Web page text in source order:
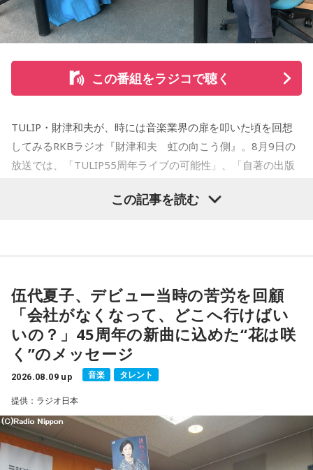
をした『ジジジイ』で第14回MANGA OPEN審査委員賞（わ
たせせいぞう賞）受賞。『劇団JET’S』で第15回MANGA
OPEN大賞受賞。2006年『ハルジャン』『ジジジイ-GGG-』
を連載。
2007年12月、初の週刊連載作品『宇宙兄弟』連載開始。同作
で2010年 第56回小学館漫画賞一般向け部門、2011年 第35回
講談社漫画賞一般部門、2014年 手塚治虫文化賞読者賞を受
賞。TVアニメ、実写映画等、多くのメディアミックスを果た
■放送日時：2026年8月16日（日） 19時～20時
■パーソナリティ：吉田尚記
■ゲスト：小山宙哉
■メールアドレス：manga@1242.com
■公式Xアカウント：@MANGARADIO1242
■ハッシュタグ：#マンガのラジオ
■番組HP：https://manga-no-radio.com/
この番組をラジコで聴く
TULIP・財津和夫が、時には音楽業界の扉を叩いた頃を回想
してみるRKBラジオ『財津和夫 虹の向こう側』。8月9日の
放送では、「TULIP55周年ライブの可能性」、「自著の出版
た古今のトピックスが盛りだくさんです。
この記事を読む
伍代夏子、デビュー当時の苦労を回顧
「会社がなくなって、どこへ行けばい
いの？」45周年の新曲に込めた“花は咲
く”のメッセージ
2026.08.09 up 音楽 タレント
提供：ラジオ日本